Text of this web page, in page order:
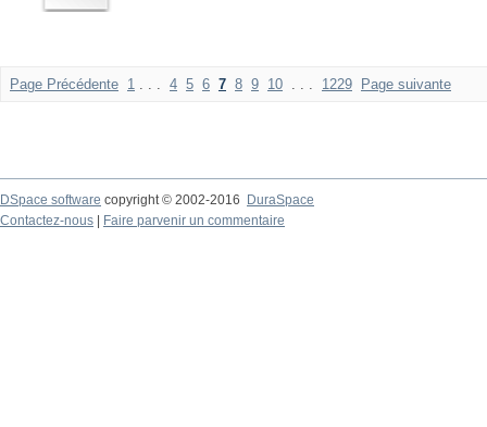
Page Précédente 1 . . . 4 5 6 7 8 9 10 . . . 1229 Page suivante
DSpace software copyright © 2002-2016
DuraSpace
Contactez-nous
Faire parvenir un commentaire